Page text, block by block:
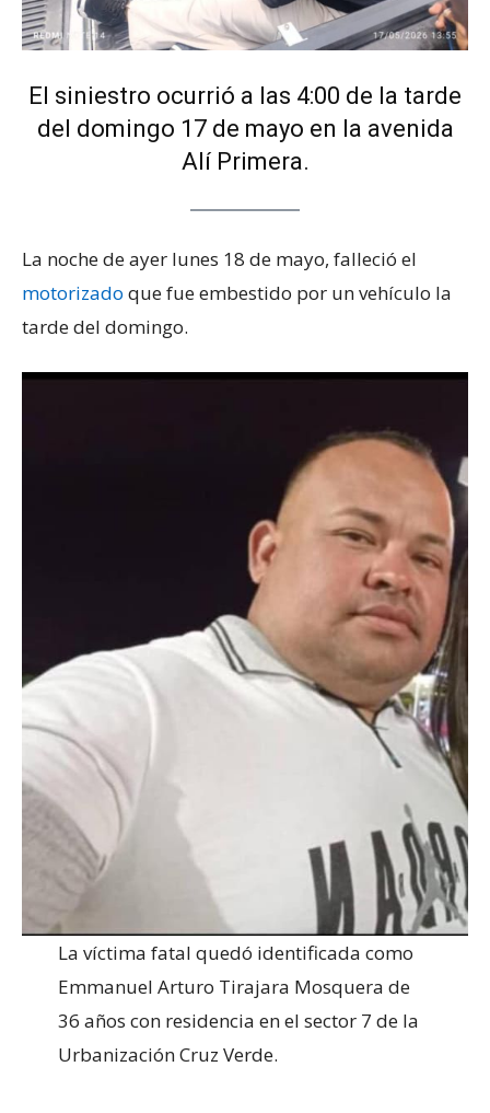
El siniestro ocurrió a las 4:00 de la tarde
del domingo 17 de mayo en la avenida
Alí Primera.
La noche de ayer lunes 18 de mayo, falleció el
motorizado que fue embestido por un vehículo la
tarde del domingo.
La víctima fatal quedó identificada como
Emmanuel Arturo Tirajara Mosquera de
36 años con residencia en el sector 7 de la
Urbanización Cruz Verde.